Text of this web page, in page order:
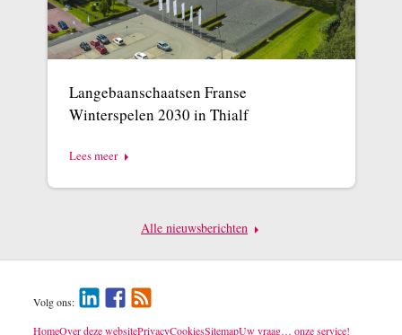
Langebaanschaatsen Franse
Winterspelen 2030 in Thialf
Lees meer
Alle nieuwsberichten
Volg ons:
HomeOver deze websitePrivacyCookiesSitemapUw vraag… onze service!